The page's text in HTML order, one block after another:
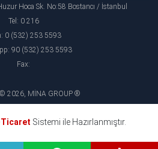
Hoca Sk. No:58 Bostancı / İstanbul
Tel: 0 216
0 (532) 253 5593
90 (532) 253 5593
Fax:
2026, MİNA GROUP ®
Ticaret Sistemi ile Hazırlanmıştır.